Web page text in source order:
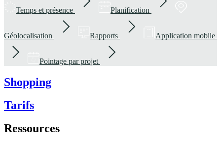
Temps et présence Planification
Géolocalisation Rapports Application mobile
Pointage par projet
Shopping
Tarifs
Ressources